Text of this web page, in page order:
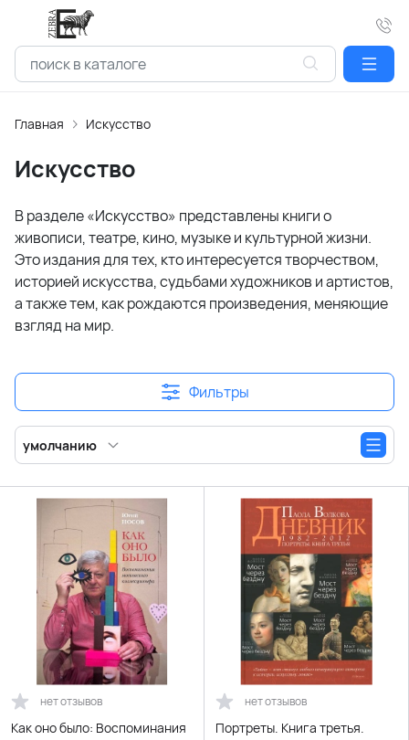
Главная Искусство
Искусство
В разделе «Искусство» представлены книги о
живописи, театре, кино, музыке и культурной жизни.
Это издания для тех, кто интересуется творчеством,
историей искусства, судьбами художников и артистов,
а также тем, как рождаются произведения, меняющие
взгляд на мир.
Фильтры
умолчанию
нет отзывов
Как оно было: Воспоминания
нет отзывов
Портреты. Книга третья.